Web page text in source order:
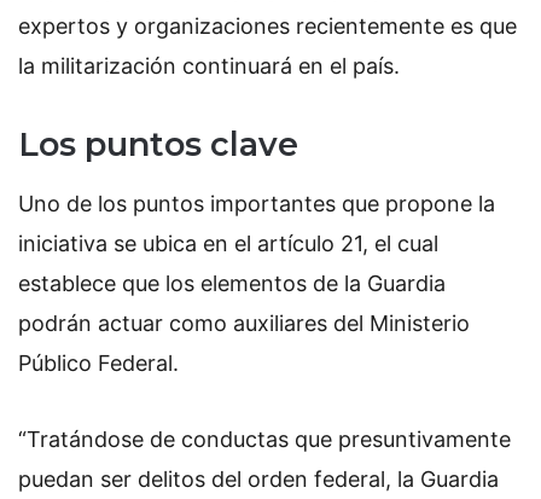
expertos y organizaciones recientemente es que
la militarización continuará en el país.
Los puntos clave
Uno de los puntos importantes que propone la
iniciativa se ubica en el artículo 21, el cual
establece que los elementos de la Guardia
podrán actuar como auxiliares del Ministerio
Público Federal.
“Tratándose de conductas que presuntivamente
puedan ser delitos del orden federal, la Guardia